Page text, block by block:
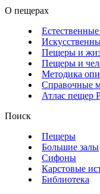
О пещерах
Пещеры и
Пещеры и
Методика
Справочные
Атлас пещер
Поиск
Пещеры
Большие залы
Сифоны
Карстовые
Библиотека